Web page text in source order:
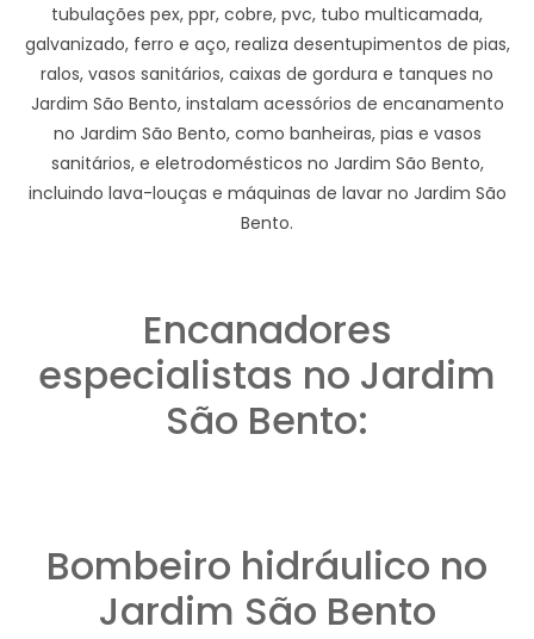
tubulações pex, ppr, cobre, pvc, tubo multicamada,
galvanizado, ferro e aço, realiza desentupimentos de pias,
ralos, vasos sanitários, caixas de gordura e tanques no
Jardim São Bento, instalam acessórios de encanamento
no Jardim São Bento, como banheiras, pias e vasos
sanitários, e eletrodomésticos no Jardim São Bento,
incluindo lava-louças e máquinas de lavar no Jardim São
Bento.
Encanadores
especialistas no Jardim
São Bento:
Bombeiro hidráulico no
Jardim São Bento